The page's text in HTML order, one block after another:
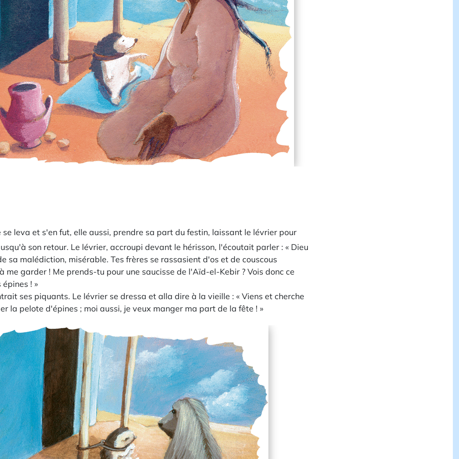
leva et s'en fut, elle aussi, prendre sa part du festin, laissant le lévrier pour
son retour. Le lévrier, accroupi devant le hérisson, l'écoutait parler : « Dieu
sa malédiction, misérable. Tes frères se rassasient d'os et de couscous
me garder ! Me prends-tu pour une saucisse de l'Aïd-el-Kebir ? Vois donc ce
! »
ses piquants. Le lévrier se dressa et alla dire à la vieille : « Viens et cherche
la pelote d'épines ; moi aussi, je veux manger ma part de la fête ! »